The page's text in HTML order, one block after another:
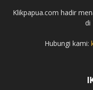
Klikpapua.com hadir
di
Hubungi kami: